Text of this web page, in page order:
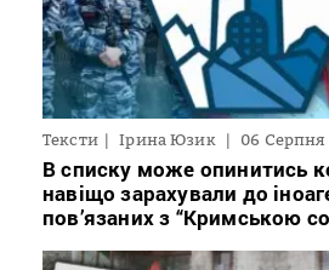
Тексти Ірина Юзик 06 Серпня
В списку може опинитись
навіщо зарахували до
пов’язаних з “Кримською